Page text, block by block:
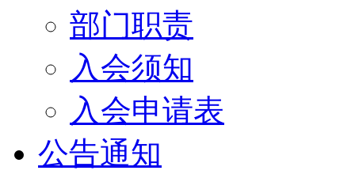
部门职责
入会须知
入会申请表
公告通知